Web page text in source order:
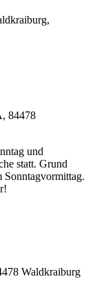
84478
und
statt. Grund
Sonntagvormittag.
Waldkraiburg